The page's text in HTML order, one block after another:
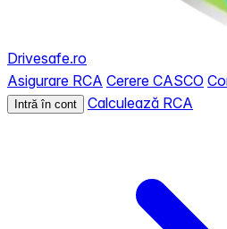
Drivesafe.ro
Asigurare RCA Cerere CASCO
Intră în cont Calculează RCA